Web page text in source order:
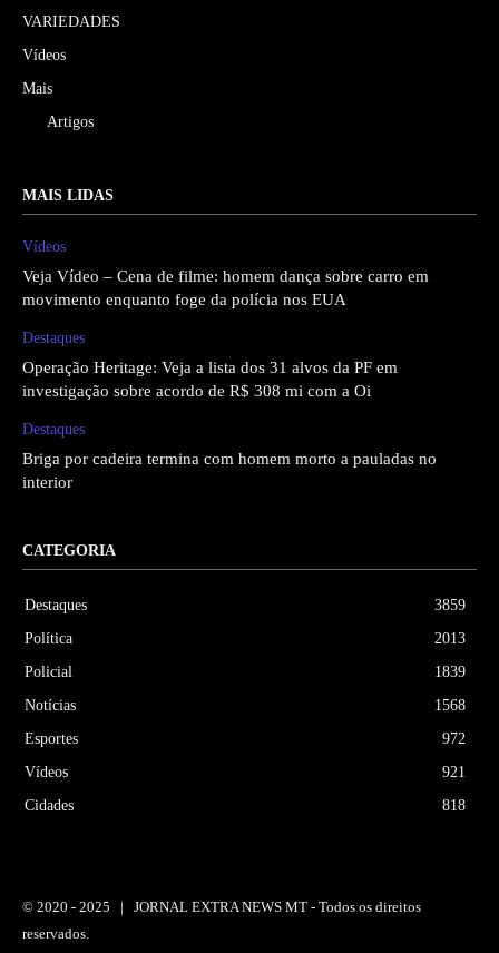
VARIEDADES
Vídeos
Mais
Artigos
MAIS LIDAS
Vídeos
Veja Vídeo – Cena de filme: homem dança sobre carro em
movimento enquanto foge da polícia nos EUA
Destaques
Operação Heritage: Veja a lista dos 31 alvos da PF em
investigação sobre acordo de R$ 308 mi com a Oi
Destaques
Briga por cadeira termina com homem morto a pauladas no
interior
CATEGORIA
Destaques
3859
Política
2013
Policial
1839
Notícias
1568
Esportes
972
Vídeos
921
Cidades
818
© 2020 - 2025 | JORNAL EXTRA NEWS MT - Todos os direitos
reservados.